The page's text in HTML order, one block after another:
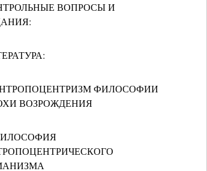
ВОПРОСЫ И
ФИЛОСОФИИ
ВОЗРОЖДЕНИЯ